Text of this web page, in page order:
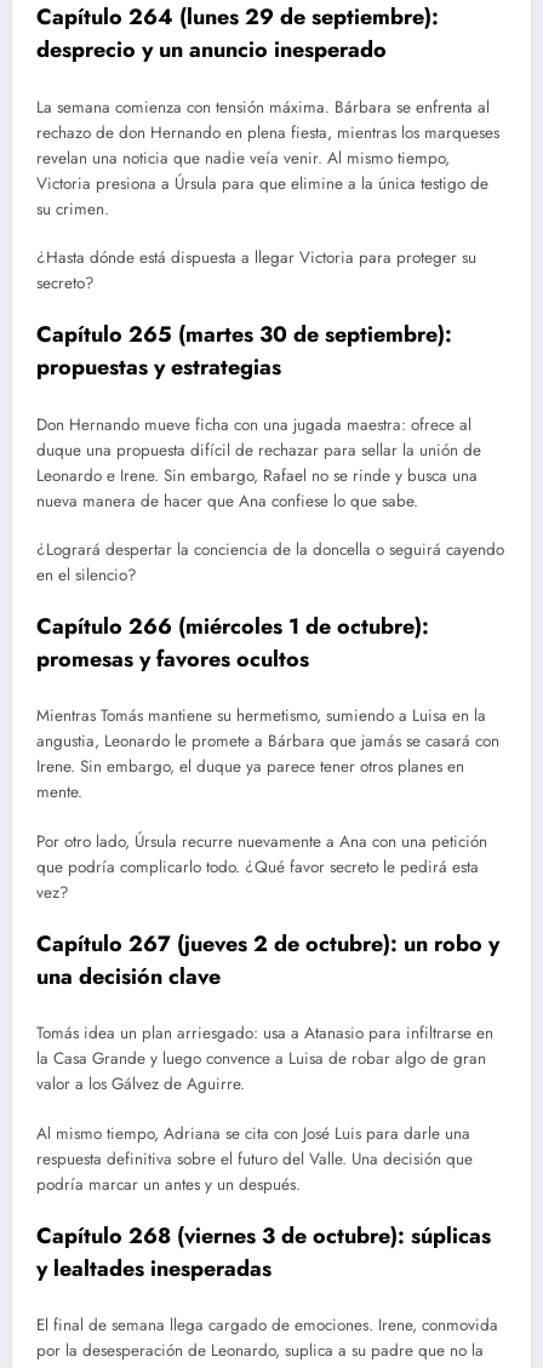
Capítulo 264 (lunes 29 de septiembre):
desprecio y un anuncio inesperado
La semana comienza con tensión máxima. Bárbara se enfrenta al
rechazo de don Hernando en plena fiesta, mientras los marqueses
revelan una noticia que nadie veía venir. Al mismo tiempo,
Victoria presiona a Úrsula para que elimine a la única testigo de
su crimen.
¿Hasta dónde está dispuesta a llegar Victoria para proteger su
secreto?
Capítulo 265 (martes 30 de septiembre):
propuestas y estrategias
Don Hernando mueve ficha con una jugada maestra: ofrece al
duque una propuesta difícil de rechazar para sellar la unión de
Leonardo e Irene. Sin embargo, Rafael no se rinde y busca una
nueva manera de hacer que Ana confiese lo que sabe.
¿Logrará despertar la conciencia de la doncella o seguirá cayendo
en el silencio?
Capítulo 266 (miércoles 1 de octubre):
promesas y favores ocultos
Mientras Tomás mantiene su hermetismo, sumiendo a Luisa en la
angustia, Leonardo le promete a Bárbara que jamás se casará con
Irene. Sin embargo, el duque ya parece tener otros planes en
mente.
Por otro lado, Úrsula recurre nuevamente a Ana con una petición
que podría complicarlo todo. ¿Qué favor secreto le pedirá esta
vez?
Capítulo 267 (jueves 2 de octubre): un robo y
una decisión clave
Tomás idea un plan arriesgado: usa a Atanasio para infiltrarse en
la Casa Grande y luego convence a Luisa de robar algo de gran
valor a los Gálvez de Aguirre.
Al mismo tiempo, Adriana se cita con José Luis para darle una
respuesta definitiva sobre el futuro del Valle. Una decisión que
podría marcar un antes y un después.
Capítulo 268 (viernes 3 de octubre): súplicas
y lealtades inesperadas
El final de semana llega cargado de emociones. Irene, conmovida
por la desesperación de Leonardo, suplica a su padre que no la